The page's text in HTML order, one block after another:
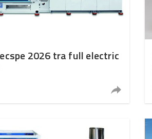
2026 tra full electric